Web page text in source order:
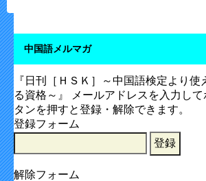
中国語メルマガ
『日刊［ＨＳＫ］～中国語検定より使
る資格～』 メールアドレスを入力して
タンを押すと登録・解除できます。
登録フォーム
解除フォーム